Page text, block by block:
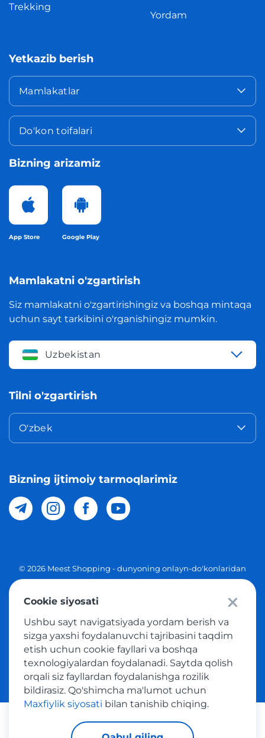
Trekking
Yordam
Yetkazib berish
Mamlakatlar
Do'kon toifalari
Bizning arizamiz
App Store Google Play
Mamlakatni o'zgartirish
Siz mamlakatni o'zgartirishingiz va boshqa mintaqa
uchun sayt tarkibini o'rganishingiz mumkin.
Uzbekistan
Tilni o'zgartirish
O'zbek
Bizning ijtimoiy tarmoqlarimiz
© 2026 Meest Shopping - dunyoning onlayn-do'konlaridan
Ommaviy taklif
Tovar sotib olish xizmatidan foydalanish shartlari
Cookie siyosati
Ushbu sayt navigatsiyada yordam berish va
sizga yaxshi foydalanuvchi tajribasini taqdim
etish uchun cookie fayllari va boshqa
texnologiyalardan foydalanadi. Saytda qolish
orqali siz fayllardan foydalanishga rozilik
bildirasiz. Qo'shimcha ma'lumot uchun
Maxfiylik siyosati bilan tanishib chiqing.